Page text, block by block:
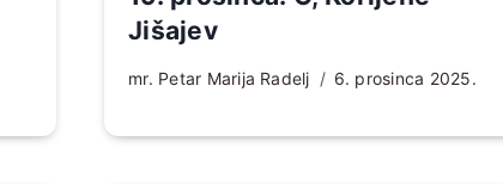
Jišajev
mr. Petar Marija Radelj 6. prosinca 2025.